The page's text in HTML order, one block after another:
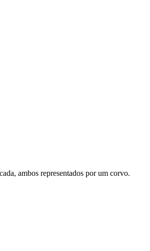
ambos representados por um corvo.